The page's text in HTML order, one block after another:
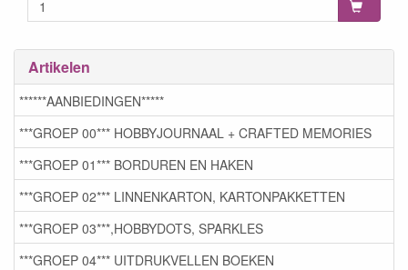
Artikelen
******AANBIEDINGEN*****
***GROEP 00*** HOBBYJOURNAAL + CRAFTED MEMORIES
***GROEP 01*** BORDUREN EN HAKEN
***GROEP 02*** LINNENKARTON, KARTONPAKKETTEN
***GROEP 03***,HOBBYDOTS, SPARKLES
***GROEP 04*** UITDRUKVELLEN BOEKEN